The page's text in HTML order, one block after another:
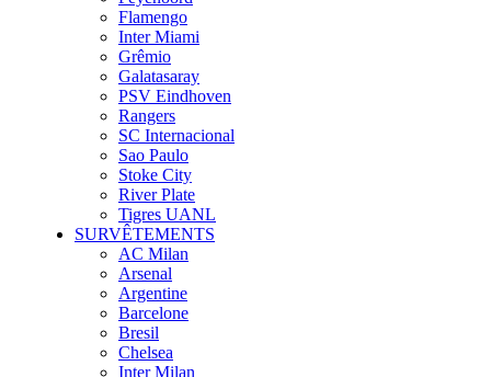
Flamengo
Inter Miami
Grêmio
Galatasaray
PSV Eindhoven
Rangers
SC Internacional
Sao Paulo
Stoke City
River Plate
Tigres UANL
SURVÊTEMENTS
AC Milan
Arsenal
Argentine
Barcelone
Bresil
Chelsea
Inter Milan